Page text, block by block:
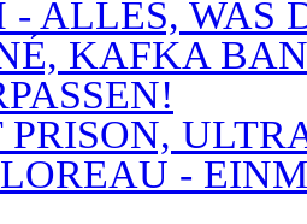
ALLES, WAS
KAFKA
PRISON,
-